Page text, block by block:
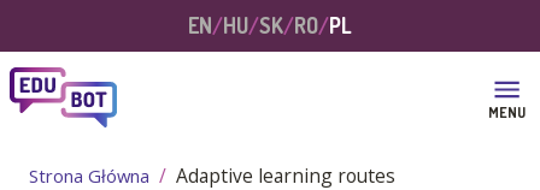
MENU
EN HU SK RO PL
Strona Główna Adaptive learning routes